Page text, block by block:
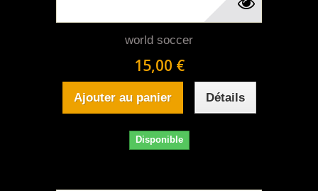
world soccer
15,00 €
Ajouter au panier Détails
Disponible